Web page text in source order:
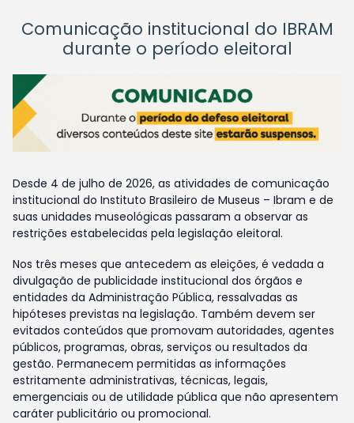
Comunicação institucional do IBRAM
durante o período eleitoral
Desde 4 de julho de 2026, as atividades de comunicação
institucional do Instituto Brasileiro de Museus – Ibram e de
suas unidades museológicas passaram a observar as
restrições estabelecidas pela legislação eleitoral.
Nos três meses que antecedem as eleições, é vedada a
divulgação de publicidade institucional dos órgãos e
entidades da Administração Pública, ressalvadas as
hipóteses previstas na legislação. Também devem ser
evitados conteúdos que promovam autoridades, agentes
públicos, programas, obras, serviços ou resultados da
gestão. Permanecem permitidas as informações
estritamente administrativas, técnicas, legais,
emergenciais ou de utilidade pública que não apresentem
caráter publicitário ou promocional.